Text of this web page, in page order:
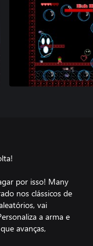
por isso! Many
nos clássicos de
vai
a arma e
avanças,